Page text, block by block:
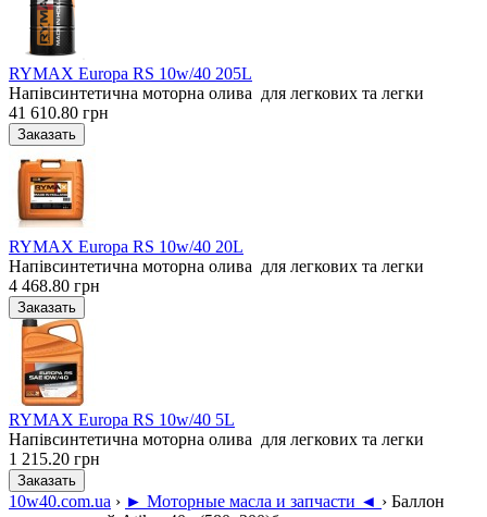
RYMAX Europa RS 10w/40 205L
Напівсинтетична моторна олива для легкових та легки
41 610.80 грн
RYMAX Europa RS 10w/40 20L
Напівсинтетична моторна олива для легкових та легки
4 468.80 грн
RYMAX Europa RS 10w/40 5L
Напівсинтетична моторна олива для легкових та легки
1 215.20 грн
10w40.com.ua › ► Моторные масла и запчасти ◄ › Баллон